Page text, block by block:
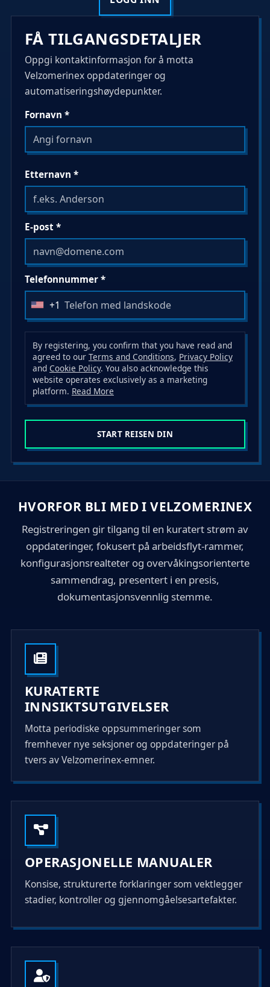
FÅ TILGANGSDETALJER
Oppgi kontaktinformasjon for å motta
Velzomerinex oppdateringer og
automatiseringshøydepunkter.
Fornavn *
Etternavn *
E-post *
Telefonnummer *
U
n
i
t
e
d
S
t
t
e
s
1
+1
By registering, you confirm that you have read and
agreed to our Terms and Conditions, Privacy Policy
and Cookie Policy. You also acknowledge this
website operates exclusively as a marketing
platform. Read More
START REISEN DIN
HVORFOR BLI MED I VELZOMERINEX
Registreringen gir tilgang til en kuratert strøm av
oppdateringer, fokusert på arbeidsflyt-rammer,
konfigurasjonsrealteter og overvåkingsorienterte
sammendrag, presentert i en presis,
dokumentasjonsvennlig stemme.
KURATERTE
INNSIKTSUTGIVELSER
Motta periodiske oppsummeringer som
fremhever nye seksjoner og oppdateringer på
tvers av Velzomerinex-emner.
OPERASJONELLE MANUALER
Konsise, strukturerte forklaringer som vektlegger
stadier, kontroller og gjennomgåelsesartefakter.